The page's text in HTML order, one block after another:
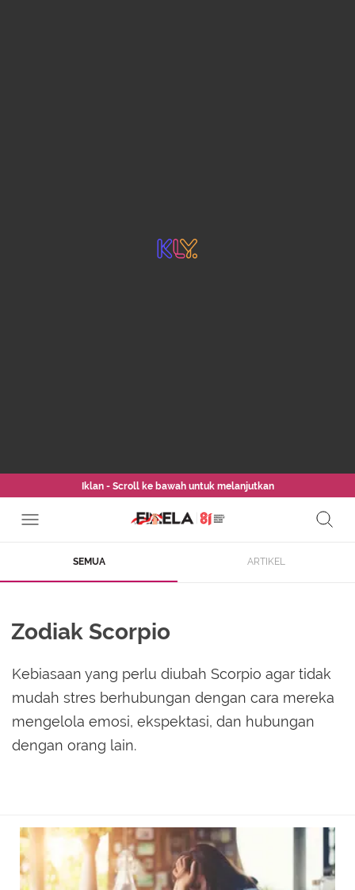
Iklan - Scroll ke bawah untuk melanjutkan
SEMUA ARTIKEL
Zodiak Scorpio
Kebiasaan yang perlu diubah Scorpio agar tidak
mudah stres berhubungan dengan cara mereka
mengelola emosi, ekspektasi, dan hubungan
dengan orang lain.